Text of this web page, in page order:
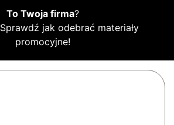
To Twoja firma?
Sprawdź jak odebrać materiały
promocyjne!